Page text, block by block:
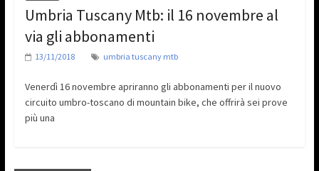
Umbria Tuscany Mtb: il 16 novembre al
via gli abbonamenti
13/11/2018 umbria tuscany mtb
Venerdì 16 novembre apriranno gli abbonamenti per il nuovo
circuito umbro-toscano di mountain bike, che offrirà sei prove
più una